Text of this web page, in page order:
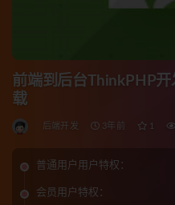
前端到后台ThinkPHP
载
后端开发 3年前 1
普通用户用户特权：
会员用户特权：